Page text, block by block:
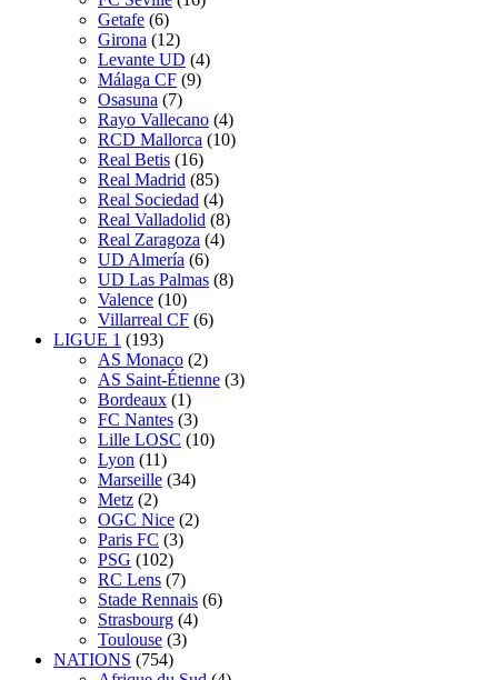
Getafe (6)
Girona (12)
Levante UD (4)
Málaga CF (9)
Osasuna (7)
Rayo Vallecano (4)
RCD Mallorca (10)
Real Betis (16)
Real Madrid (85)
Real Sociedad (4)
Real Valladolid (8)
Real Zaragoza (4)
UD Almería (6)
UD Las Palmas (8)
Valence (10)
Villarreal CF (6)
LIGUE 1 (193)
AS Monaco (2)
AS Saint-Étienne (3)
Bordeaux (1)
FC Nantes (3)
Lille LOSC (10)
Lyon (11)
Marseille (34)
Metz (2)
OGC Nice (2)
Paris FC (3)
PSG (102)
RC Lens (7)
Stade Rennais (6)
Strasbourg (4)
Toulouse (3)
NATIONS (754)